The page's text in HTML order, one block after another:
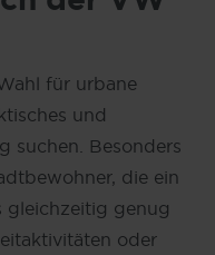
für urbane
und
suchen. Besonders
die ein
gleichzeitig genug
oder